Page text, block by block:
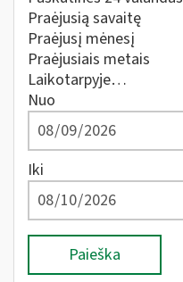
Praėjusią savaitę
Praėjusį mėnesį
Praėjusiais metais
Laikotarpyje…
Nuo
Iki
Paieška